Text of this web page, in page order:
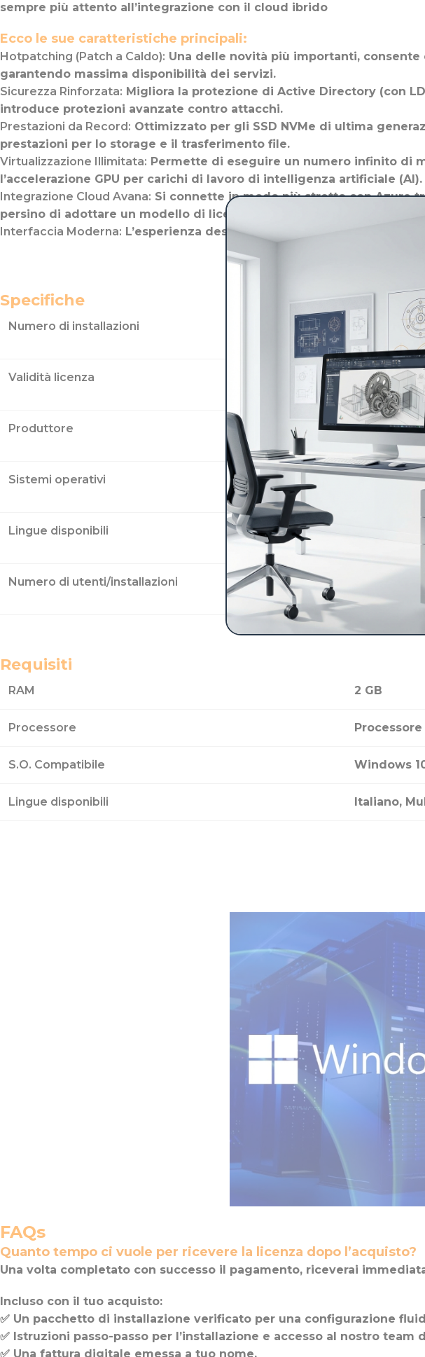
sempre più attento all’integrazione con il cloud ibrido
Ecco le sue caratteristiche principali:
Hotpatching (Patch a Caldo): Una delle novità più importanti,
garantendo massima disponibilità dei servizi.
Sicurezza Rinforzata: Migliora la protezione di Active Directory (con
introduce protezioni avanzate contro attacchi.
Prestazioni da Record: Ottimizzato per gli SSD NVMe di ultima
prestazioni per lo storage e il trasferimento file.
Virtualizzazione Illimitata: Permette di eseguire un numero infinito di
l’accelerazione GPU per carichi di lavoro di intelligenza artificiale (AI).
Integrazione Cloud Avana: Si connette in modo più stretto con Azure
persino di adottare un modello di licenza “pay-as-you-go” per la tua
Interfaccia Moderna: L’esperienza desktop è più simile a Windows
Specifiche
Numero di installazioni
Validità licenza
Produttore
Sistemi operativi
Lingue disponibili
Numero di utenti/installazioni
Requisiti
RAM 2 GB
Processore Processore
S.O. Compatibile Windows
Lingue disponibili Italiano,
FAQs
Quanto tempo ci vuole per ricevere la licenza dopo l’acquisto?
Una volta completato con successo il pagamento, riceverai
Incluso con il tuo acquisto:
✅ Un pacchetto di installazione verificato per una configurazione
✅ Istruzioni passo-passo per l’installazione e accesso al nostro team
✅ Una fattura digitale emessa a tuo nome.